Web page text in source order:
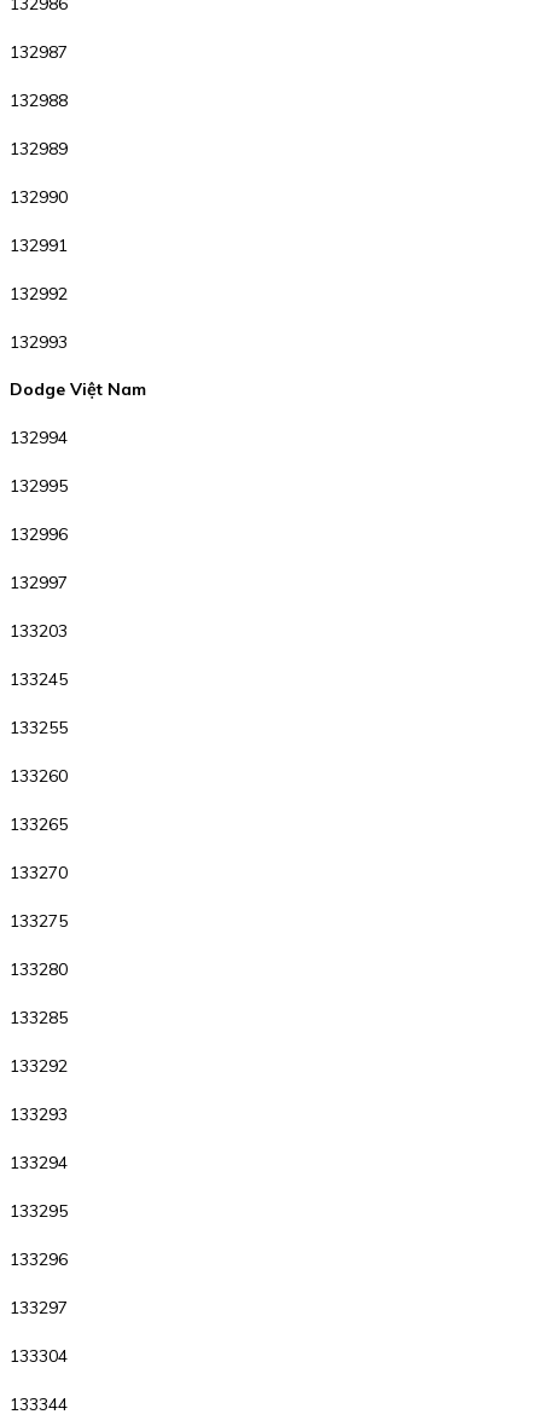
132987
132988
132989
132990
132991
132992
132993
Dodge Việt Nam
132994
132995
132996
132997
133203
133245
133255
133260
133265
133270
133275
133280
133285
133292
133293
133294
133295
133296
133297
133304
133344